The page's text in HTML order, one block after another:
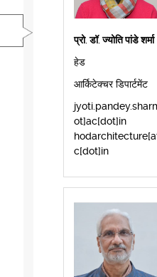
प्रो. डॉ. ज्योति पांडे शर्मा
हेड
आर्किटेक्चर डिपार्टमेंट
ot]ac[dot]in
c[dot]in